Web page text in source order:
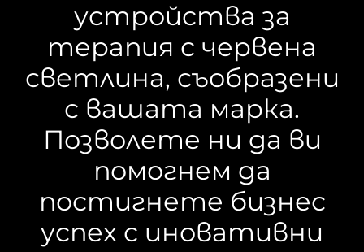
устройства за
терапия с червена
светлина, съобразени
с вашата марка.
Позволете ни да ви
помогнем да
постигнете бизнес
успех с иновативни